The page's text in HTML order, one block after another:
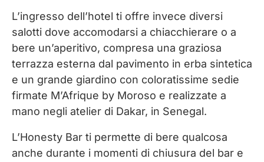
L’ingresso dell’hotel ti offre invece diversi
salotti dove accomodarsi a chiacchierare o a
bere un’aperitivo, compresa una graziosa
terrazza esterna dal pavimento in erba sintetica
e un grande giardino con coloratissime sedie
firmate M’Afrique by Moroso e realizzate a
mano negli atelier di Dakar, in Senegal.
L’Honesty Bar ti permette di bere qualcosa
anche durante i momenti di chiusura del bar e